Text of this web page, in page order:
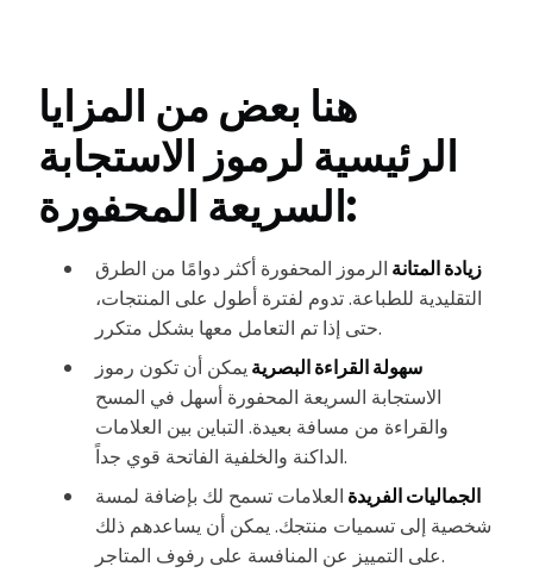
هنا بعض من المزايا
الرئيسية لرموز الاستجابة
السريعة المحفورة:
زيادة المتانة الرموز المحفورة أكثر دوامًا من الطرق
التقليدية للطباعة. تدوم لفترة أطول على المنتجات،
حتى إذا تم التعامل معها بشكل متكرر.
سهولة القراءة البصريةيمكن أن تكون رموز
الاستجابة السريعة المحفورة أسهل في المسح
والقراءة من مسافة بعيدة. التباين بين العلامات
الداكنة والخلفية الفاتحة قوي جداً.
الجماليات الفريدة العلامات تسمح لك بإضافة لمسة
شخصية إلى تسميات منتجك. يمكن أن يساعدهم ذلك
على التمييز عن المنافسة على رفوف المتاجر.